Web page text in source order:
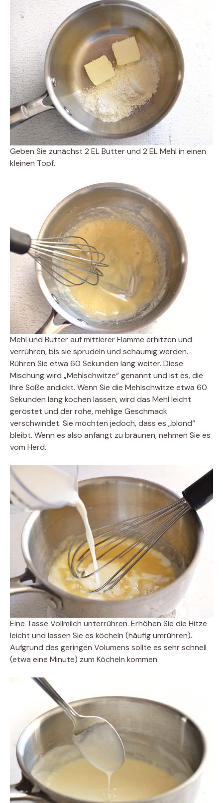
Geben Sie zunächst 2 EL Butter und 2 EL Mehl in einen
kleinen Topf.
Mehl und Butter auf mittlerer Flamme erhitzen und
verrühren, bis sie sprudeln und schaumig werden.
Rühren Sie etwa 60 Sekunden lang weiter. Diese
Mischung wird „Mehlschwitze“ genannt und ist es, die
Ihre Soße andickt. Wenn Sie die Mehlschwitze etwa 60
Sekunden lang kochen lassen, wird das Mehl leicht
geröstet und der rohe, mehlige Geschmack
verschwindet. Sie möchten jedoch, dass es „blond“
bleibt. Wenn es also anfängt zu bräunen, nehmen Sie es
vom Herd.
Eine Tasse Vollmilch unterrühren. Erhöhen Sie die Hitze
leicht und lassen Sie es köcheln (häufig umrühren).
Aufgrund des geringen Volumens sollte es sehr schnell
(etwa eine Minute) zum Köcheln kommen.